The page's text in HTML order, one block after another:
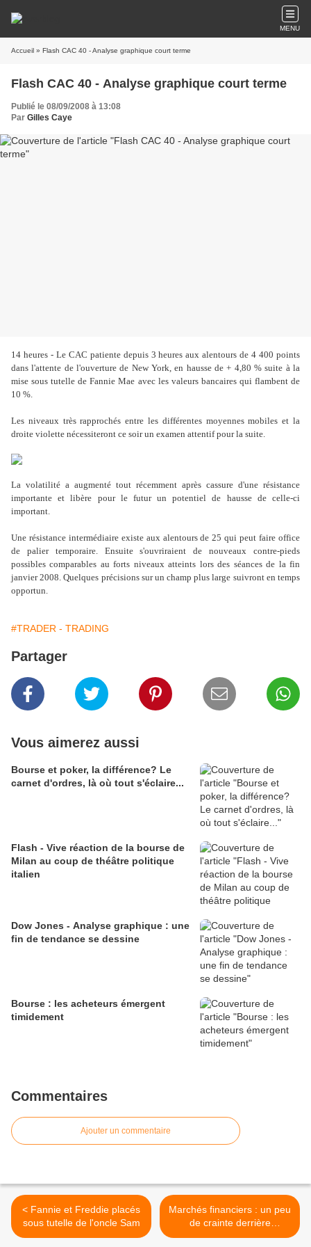
MENU
Accueil » Flash CAC 40 - Analyse graphique court terme
Flash CAC 40 - Analyse graphique court terme
Publié le 08/09/2008 à 13:08
Par Gilles Caye
14 heures - Le CAC patiente depuis 3 heures aux alentours de 4 400 points
dans l'attente de l'ouverture de New York, en hausse de + 4,80 % suite à la
mise sous tutelle de Fannie Mae avec les valeurs bancaires qui flambent de
10 %.
Les niveaux très rapprochés entre les différentes moyennes mobiles et la
droite violette nécessiteront ce soir un examen attentif pour la suite.
La volatilité a augmenté tout récemment après cassure d'une résistance
importante et libère pour le futur un potentiel de hausse de celle-ci
important.
Une résistance intermédiaire existe aux alentours de 25 qui peut faire office
de palier temporaire. Ensuite s'ouvriraient de nouveaux contre-pieds
possibles comparables au forts niveaux atteints lors des séances de la fin
janvier 2008. Quelques précisions sur un champ plus large suivront en temps
opportun.
#TRADER - TRADING
Partager
Vous aimerez aussi
Bourse et poker, la différence? Le
carnet d'ordres, là où tout s'éclaire...
Flash - Vive réaction de la bourse de
Milan au coup de théâtre politique
italien
Dow Jones - Analyse graphique : une
fin de tendance se dessine
Bourse : les acheteurs émergent
timidement
Commentaires
Ajouter un commentaire
< Fannie et Freddie placés
sous tutelle de l'oncle Sam
Marchés financiers : un peu
de crainte derrière
l'euphorie >